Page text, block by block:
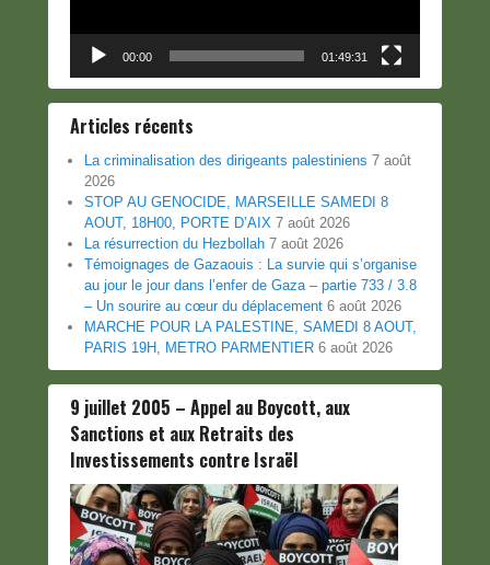
00:00 01:49:31
Articles récents
La criminalisation des dirigeants palestiniens 7 août
2026
STOP AU GENOCIDE, MARSEILLE SAMEDI 8
AOUT, 18H00, PORTE D’AIX 7 août 2026
La résurrection du Hezbollah 7 août 2026
Témoignages de Gazaouis : La survie qui s’organise
au jour le jour dans l’enfer de Gaza – partie 733 / 3.8
– Un sourire au cœur du déplacement 6 août 2026
MARCHE POUR LA PALESTINE, SAMEDI 8 AOUT,
PARIS 19H, METRO PARMENTIER 6 août 2026
9 juillet 2005 – Appel au Boycott, aux
Sanctions et aux Retraits des
Investissements contre Israël